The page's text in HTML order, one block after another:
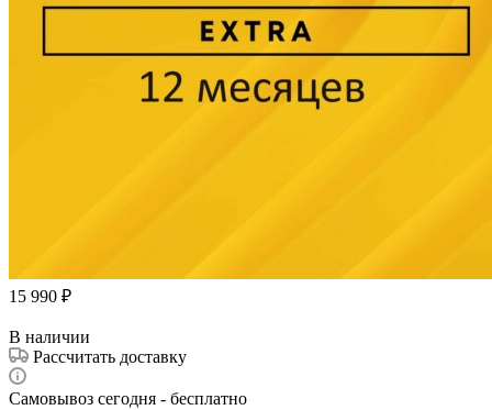
15 990 ₽
В наличии
Рассчитать доставку
Самовывоз сегодня - бесплатно